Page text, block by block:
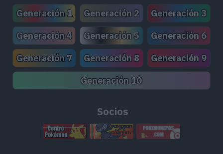
Generación 1 Generación 2
Generación 3
Generación 4
Generación 5
Generación 6
Generación 7
Generación 8
Generación 9
Generación 10
Socios